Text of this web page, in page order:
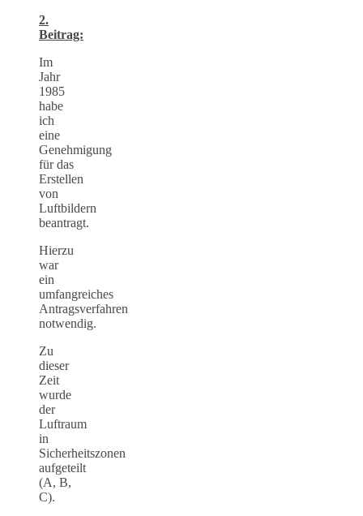
2.
Beitrag:
Im
Jahr
1985
habe
ich
eine
Genehmigung
für das
Erstellen
von
Luftbildern
beantragt.
Hierzu
war
ein
umfangreiches
Antragsverfahren
notwendig.
Zu
dieser
Zeit
wurde
der
Luftraum
in
Sicherheitszonen
aufgeteilt
(A, B,
C).